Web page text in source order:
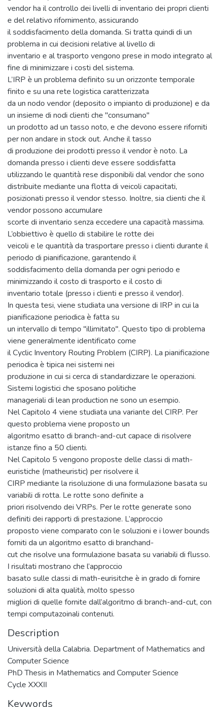
vendor ha il controllo dei livelli di inventario dei propri clienti
e del relativo rifornimento, assicurando
il soddisfacimento della domanda. Si tratta quindi di un
problema in cui decisioni relative al livello di
inventario e al trasporto vengono prese in modo integrato al
fine di minimizzare i costi del sistema.
L’IRP è un problema definito su un orizzonte temporale
finito e su una rete logistica caratterizzata
da un nodo vendor (deposito o impianto di produzione) e da
un insieme di nodi clienti che "consumano"
un prodotto ad un tasso noto, e che devono essere riforniti
per non andare in stock out. Anche il tasso
di produzione dei prodotti presso il vendor è noto. La
domanda presso i clienti deve essere soddisfatta
utilizzando le quantità rese disponibili dal vendor che sono
distribuite mediante una flotta di veicoli capacitati,
posizionati presso il vendor stesso. Inoltre, sia clienti che il
vendor possono accumulare
scorte di inventario senza eccedere una capacità massima.
L’obbiettivo è quello di stabilire le rotte dei
veicoli e le quantità da trasportare presso i clienti durante il
periodo di pianificazione, garantendo il
soddisfacimento della domanda per ogni periodo e
minimizzando il costo di trasporto e il costo di
inventario totale (presso i clienti e presso il vendor).
In questa tesi, viene studiata una versione di IRP in cui la
pianificazione periodica è fatta su
un intervallo di tempo "illimitato". Questo tipo di problema
viene generalmente identificato come
il Cyclic Inventory Routing Problem (CIRP). La pianificazione
periodica è tipica nei sistemi nei
produzione in cui si cerca di standardizzare le operazioni.
Sistemi logistici che sposano politiche
manageriali di lean production ne sono un esempio.
Nel Capitolo 4 viene studiata una variante del CIRP. Per
questo problema viene proposto un
algoritmo esatto di branch-and-cut capace di risolvere
istanze fino a 50 clienti.
Nel Capitolo 5 vengono proposte delle classi di math-
euristiche (matheuristic) per risolvere il
CIRP mediante la risoluzione di una formulazione basata su
variabili di rotta. Le rotte sono definite a
priori risolvendo dei VRPs. Per le rotte generate sono
definiti dei rapporti di prestazione. L’approccio
proposto viene comparato con le soluzioni e i lower bounds
forniti da un algoritmo esatto di branchand-
cut che risolve una formulazione basata su variabili di flusso.
I risultati mostrano che l’approccio
basato sulle classi di math-eurisitche è in grado di fornire
soluzioni di alta qualità, molto spesso
migliori di quelle fornite dall’algoritmo di branch-and-cut, con
tempi computazoinali contenuti.
Description
Università della Calabria. Department of Mathematics and
Computer Science
PhD Thesis in Mathematics and Computer Science
Cycle XXXII
Keywords